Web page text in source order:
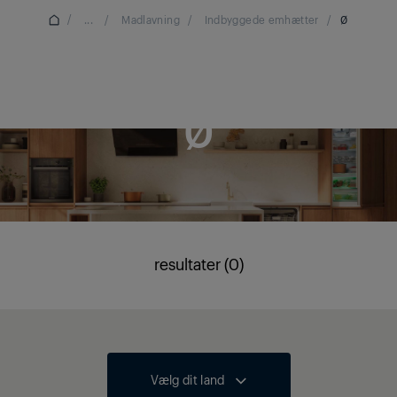
/ ... / Madlavning / Indbyggede emhætter / Ø
Ø
resultater (0)
Vælg dit land